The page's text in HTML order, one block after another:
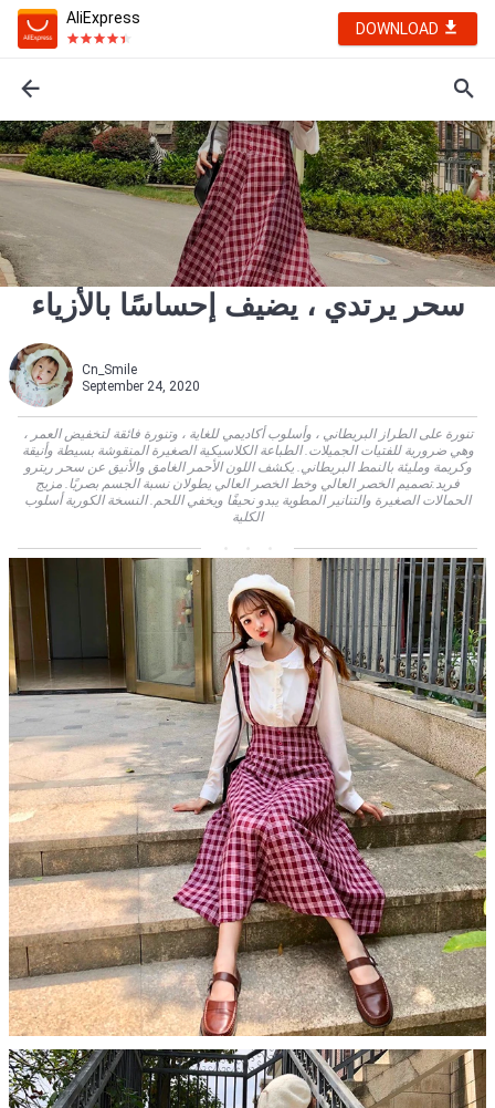
AliExpress
DOWNLOAD
سحر يرتدي ، يضيف إحساسًا بالأزياء
Cn_Smile
September 24, 2020
تنورة على الطراز البريطاني ، وأسلوب أكاديمي للغاية ، وتنورة فائقة لتخفيض العمر ،
وهي ضرورية للفتيات الجميلات. الطباعة الكلاسيكية الصغيرة المنقوشة بسيطة وأنيقة
وكريمة ومليئة بالنمط البريطاني. يكشف اللون الأحمر الغامق والأنيق عن سحر ريترو
فريد.تصميم الخصر العالي وخط الخصر العالي يطولان نسبة الجسم بصريًا. مزيج
الحمالات الصغيرة والتنانير المطوية يبدو نحيفًا ويخفي اللحم. النسخة الكورية أسلوب
الكلية